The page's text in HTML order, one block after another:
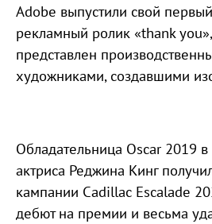
Adobe выпустили свой
рекламный ролик «thank
представлен
художниками, создавшими
Обладательница Oscar 2019
актриса Реджина Кинг
кампании Cadillac Escalade
дебют на премии и весьма